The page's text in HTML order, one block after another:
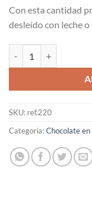
Con esta cantidad
desleído con leche
SKU: ref.220
Categoría:Chocolate